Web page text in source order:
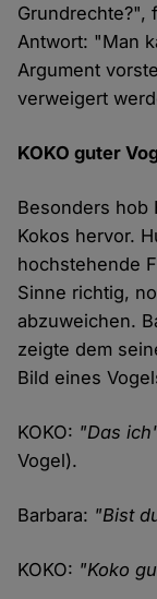
Grundrechte?",
Antwort: "Man
Argument
verweigert
KOKO guter
Besonders hob
Kokos hervor.
hochstehende
Sinne richtig,
abzuweichen.
zeigte dem
Bild eines
KOKO: "Das
Vogel).
Barbara: "Bist
KOKO: "Koko